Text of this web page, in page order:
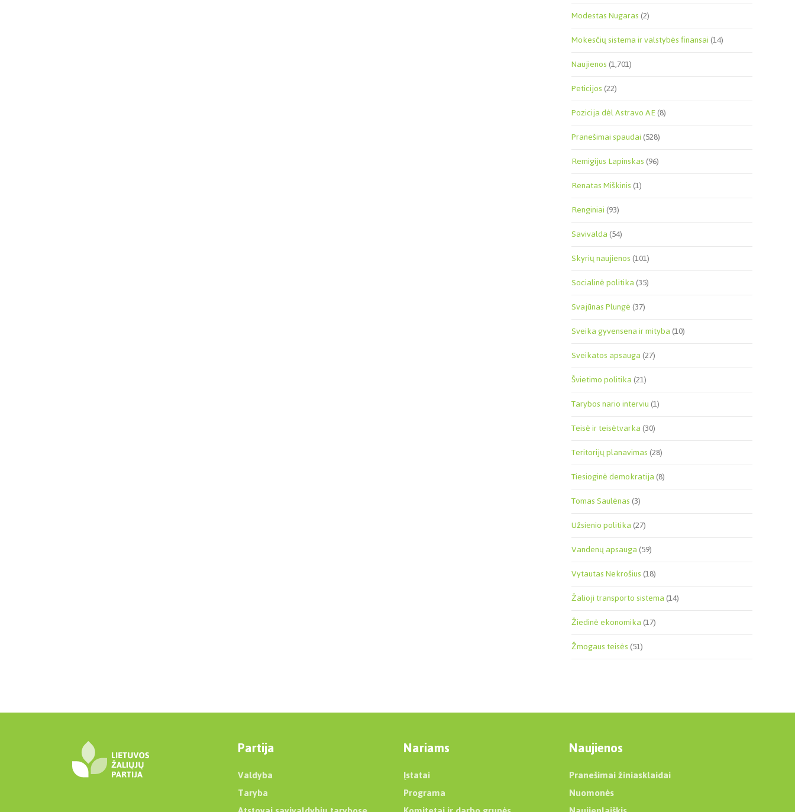
Modestas Nugaras(2)
Mokesčių sistema ir valstybės finansai(14)
Naujienos(1,701)
Peticijos(22)
Pozicija dėl Astravo AE(8)
Pranešimai spaudai(528)
Remigijus Lapinskas(96)
Renatas Miškinis(1)
Renginiai(93)
Savivalda(54)
Skyrių naujienos(101)
Socialinė politika(35)
Svajūnas Plungė(37)
Sveika gyvensena ir mityba(10)
Sveikatos apsauga(27)
Švietimo politika(21)
Tarybos nario interviu(1)
Teisė ir teisėtvarka(30)
Teritorijų planavimas(28)
Tiesioginė demokratija(8)
Tomas Saulėnas(3)
Užsienio politika(27)
Vandenų apsauga(59)
Vytautas Nekrošius(18)
Žalioji transporto sistema(14)
Žiedinė ekonomika(17)
Žmogaus teisės(51)
Partija
Valdyba
Taryba
Nariams
Įstatai
Programa
Naujienos
Pranešimai žiniasklaidai
Nuomonės